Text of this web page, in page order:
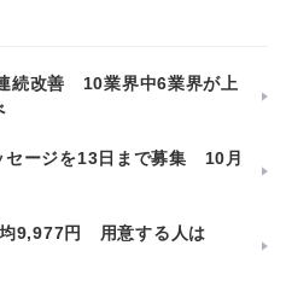
続改善 10業界中6業界が上
セージを13日まで募集 10月
9,977円 用意する人は